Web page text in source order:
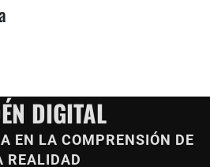
DIGITAL
EN LA COMPRENSIÓN DE
REALIDAD